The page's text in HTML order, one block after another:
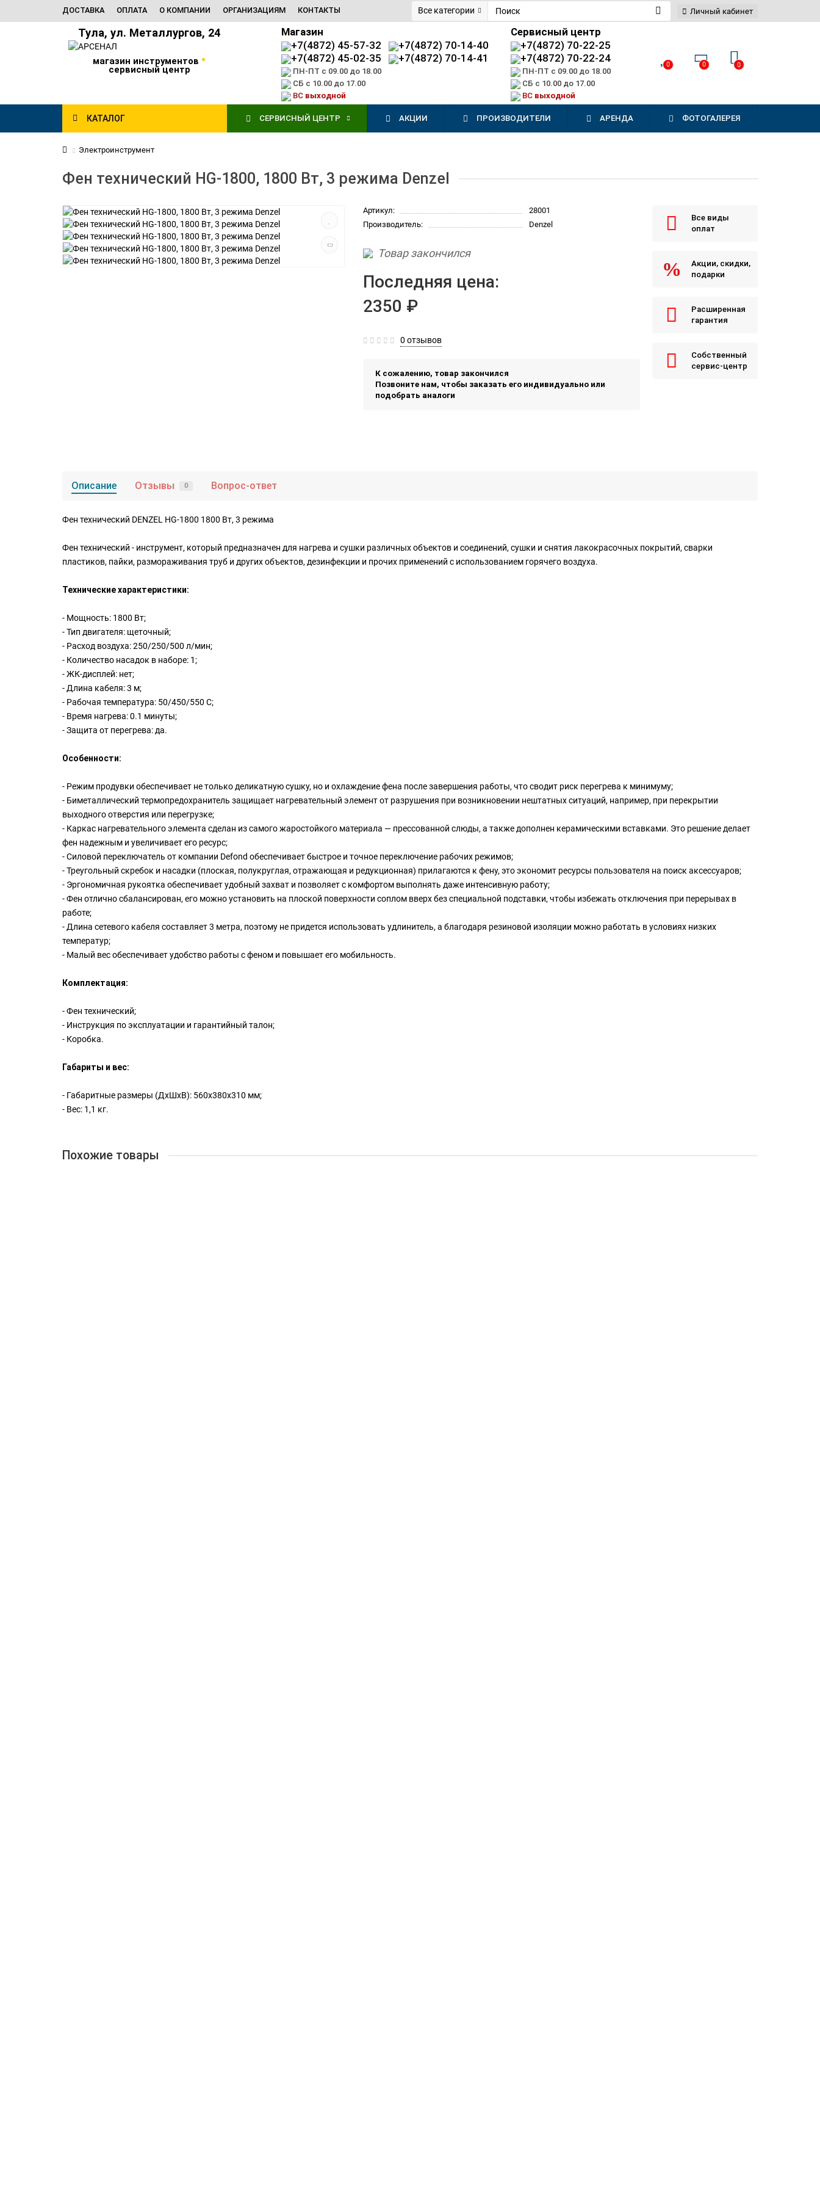
ДОСТАВКА ОПЛАТА О КОМПАНИИ ОРГАНИЗАЦИЯМ КОНТАКТЫ Все категории Личный кабинет
Тула, ул. Металлургов, 24
магазин инструментов •
сервисный центр
Магазин
+7(4872) 45-57-32
+7(4872) 70-14-40
+7(4872) 45-02-35
+7(4872) 70-14-41
ПН-ПТ с 09.00 до 18.00
СБ с 10.00 до 17.00
ВС выходной
Сервисный центр
+7(4872) 70-22-25
+7(4872) 70-22-24
ПН-ПТ с 09.00 до 18.00
СБ с 10.00 до 17.00
ВС выходной
0 0 0
КАТАЛОГ СЕРВИСНЫЙ ЦЕНТР АКЦИИ ПРОИЗВОДИТЕЛИ АРЕНДА ФОТОГАЛЕРЕЯ
Электроинструмент
Фен технический HG-1800, 1800 Вт, 3 режима Denzel
Артикул:
28001
Производитель:
Denzel
Товар закончился
Последняя цена:
2350 ₽
0 отзывов
К сожалению, товар закончился
Позвоните нам, чтобы заказать его индивидуально или
подобрать аналоги
Все виды
оплат
Акции, скидки,
подарки
Расширенная
гарантия
Собственный
сервис-центр
Описание Отзывы 0 Вопрос-ответ
Фен технический DENZEL HG-1800 1800 Вт, 3 режима
Фен технический - инструмент, который предназначен для нагрева и сушки различных объектов и соединений, сушки и снятия лакокрасочных покрытий, сварки
пластиков, пайки, размораживания труб и других объектов, дезинфекции и прочих применений с использованием горячего воздуха.
Технические характеристики:
- Мощность: 1800 Вт;
- Тип двигателя: щеточный;
- Расход воздуха: 250/250/500 л/мин;
- Количество насадок в наборе: 1;
- ЖК-дисплей: нет;
- Длина кабеля: 3 м;
- Рабочая температура: 50/450/550 C;
- Время нагрева: 0.1 минуты;
- Защита от перегрева: да.
Особенности:
- Режим продувки обеспечивает не только деликатную сушку, но и охлаждение фена после завершения работы, что сводит риск перегрева к минимуму;
- Биметаллический термопредохранитель защищает нагревательный элемент от разрушения при возникновении нештатных ситуаций, например, при перекрытии
выходного отверстия или перегрузке;
- Каркас нагревательного элемента сделан из самого жаростойкого материала — прессованной слюды, а также дополнен керамическими вставками. Это решение делает
фен надежным и увеличивает его ресурс;
- Силовой переключатель от компании Defond обеспечивает быстрое и точное переключение рабочих режимов;
- Треугольный скребок и насадки (плоская, полукруглая, отражающая и редукционная) прилагаются к фену, это экономит ресурсы пользователя на поиск аксессуаров;
- Эргономичная рукоятка обеспечивает удобный захват и позволяет с комфортом выполнять даже интенсивную работу;
- Фен отлично сбалансирован, его можно установить на плоской поверхности соплом вверх без специальной подставки, чтобы избежать отключения при перерывах в
работе;
- Длина сетевого кабеля составляет 3 метра, поэтому не придется использовать удлинитель, а благодаря резиновой изоляции можно работать в условиях низких
температур;
- Малый вес обеспечивает удобство работы с феном и повышает его мобильность.
Комплектация:
- Фен технический;
- Инструкция по эксплуатации и гарантийный талон;
- Коробка.
Габариты и вес:
- Габаритные размеры (ДхШхВ): 560х380х310 мм;
- Вес: 1,1 кг.
Похожие товары